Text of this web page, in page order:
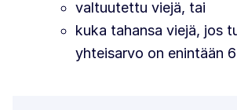
valtuutettu viejä, tai
kuka tahansa viejä, jos
yhteisarvo on enintään